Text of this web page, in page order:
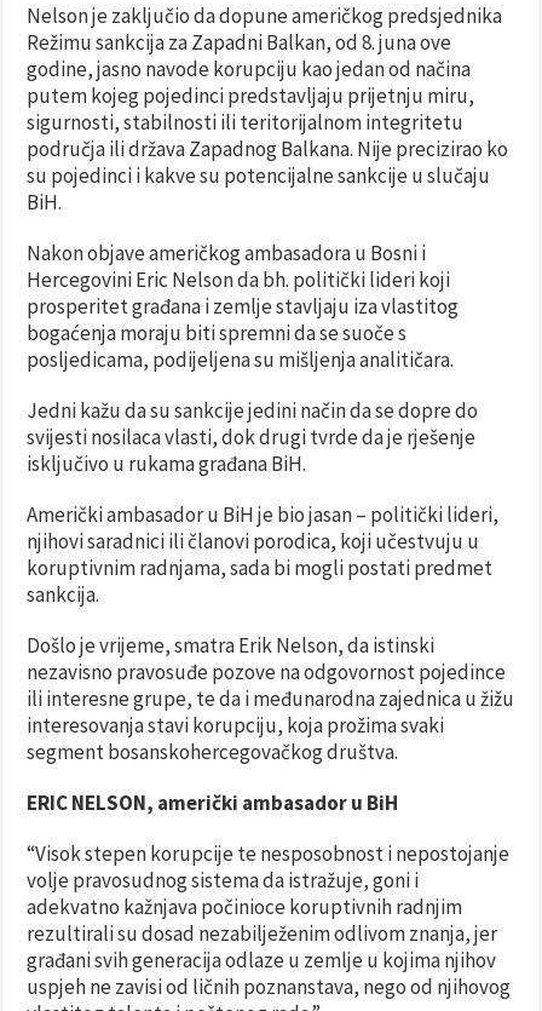
Nelson je zaključio da dopune američkog predsjednika
Režimu sankcija za Zapadni Balkan, od 8. juna ove
godine, jasno navode korupciju kao jedan od načina
putem kojeg pojedinci predstavljaju prijetnju miru,
sigurnosti, stabilnosti ili teritorijalnom integritetu
područja ili država Zapadnog Balkana. Nije precizirao ko
su pojedinci i kakve su potencijalne sankcije u slučaju
BiH.
Nakon objave američkog ambasadora u Bosni i
Hercegovini Eric Nelson da bh. politički lideri koji
prosperitet građana i zemlje stavljaju iza vlastitog
bogaćenja moraju biti spremni da se suoče s
posljedicama, podijeljena su mišljenja analitičara.
Jedni kažu da su sankcije jedini način da se dopre do
svijesti nosilaca vlasti, dok drugi tvrde da je rješenje
isključivo u rukama građana BiH.
Američki ambasador u BiH je bio jasan – politički lideri,
njihovi saradnici ili članovi porodica, koji učestvuju u
koruptivnim radnjama, sada bi mogli postati predmet
sankcija.
Došlo je vrijeme, smatra Erik Nelson, da istinski
nezavisno pravosuđe pozove na odgovornost pojedince
ili interesne grupe, te da i međunarodna zajednica u žižu
interesovanja stavi korupciju, koja prožima svaki
segment bosanskohercegovačkog društva.
ERIC NELSON, američki ambasador u BiH
“Visok stepen korupcije te nesposobnost i nepostojanje
volje pravosudnog sistema da istražuje, goni i
adekvatno kažnjava počinioce koruptivnih radnjim
rezultirali su dosad nezabilježenim odlivom znanja, jer
građani svih generacija odlaze u zemlje u kojima njihov
uspjeh ne zavisi od ličnih poznanstava, nego od njihovog